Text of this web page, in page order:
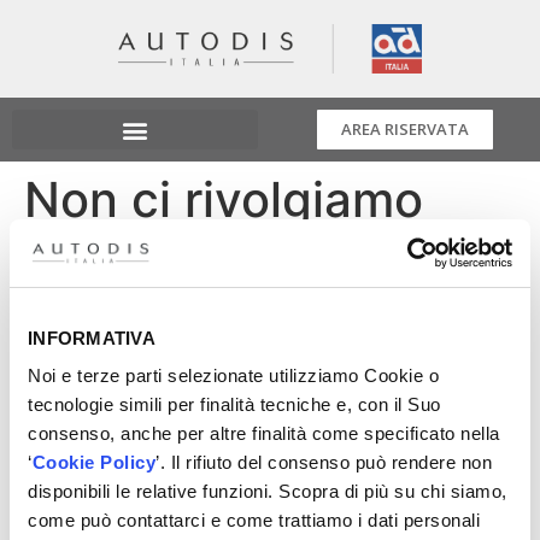
INFORMATIVA
Noi e terze parti selezionate utilizziamo Cookie o
tecnologie simili per finalità tecniche e, con il Suo
consenso, anche per altre finalità come specificato nella
‘Cookie Policy’. Il rifiuto del consenso può rendere non
disponibili le relative funzioni. Scopra di più su chi siamo,
come può contattarci e come trattiamo i dati personali
AREA RISERVATA
Non ci rivolgiamo
solo ad officine
super strutturate
Non cerchiamo solo quelle aggiornate e preparate, noi
apriamo le porte anche a tutte quelle Officine che
hanno voglia di mettersi in gioco e di crescere!
Il futuro insieme è molto più semplice!
Ti aspettiamo al padiglione 14 stand A16 e in area